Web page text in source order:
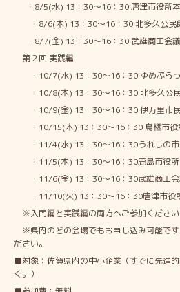
・8/5(水) 13：30～16：30 唐津市役所
・8/6(木) 13：30～16：30 北多久公民
・8/7(金) 13：30～16：30 武雄商工会
第２回 実践編
・10/7(水) 13：30～16：30 ゆめぷら
・10/8(木) 13：30～16：30 北多久公
・10/9(金) 13：30～16：30 伊万里市
・10/15(木) 13：30～16：30 鳥栖市役
・11/4(水) 13：30～16：30うれしの市
・11/5(木) 13：30～16：30鹿島市役所
・11/6(金) 13：30～16：30武雄商工会
・11/10(火) 13：30～16：30唐津市役
※入門編と実践編の両方へご参加ください
※県内のどの会場でもお申し込み可能で
ださい。
■対象：佐賀県内の中小企業（すでに先進
く。）